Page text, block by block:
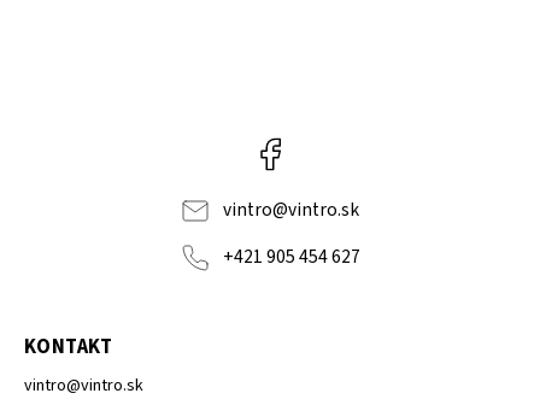
vintro@vintro.sk
+421 905 454 627
KONTAKT
vintro@vintro.sk